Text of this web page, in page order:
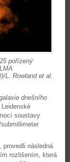
pořízený
L. Rowland et al.
dnešního
Leidenské
soustavy
provedli následná
rozlišením, která